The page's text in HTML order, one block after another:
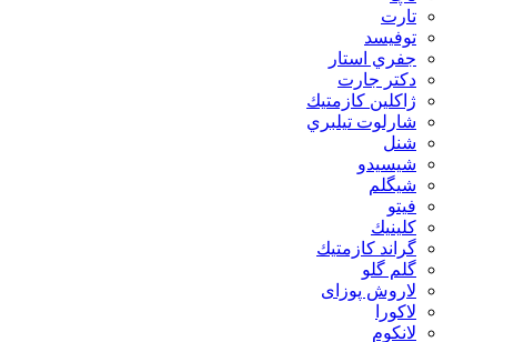
تارت
توفيسد
جفري استار
دكتر جارت
ژاكلين كازمتيك
شارلوت تيلبري
شنل
شيسيدو
شیگلم
فيتو
كلينيك
گراند كازمتيك
گلم گلو
لاروش پوزای
لاكورا
لانكوم